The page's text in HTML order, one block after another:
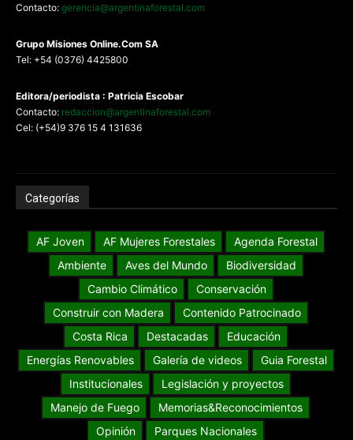
Contacto: gerencia@argentinaforestal.com
Grupo Misiones Online.Com SA
Tel: +54 (0376) 4425800
Editora/periodista : Patricia Escobar
Contacto: redaccion@argentinaforestal.com
Cel: (+54)9 376 15 4 131636
Categorías
AF Joven AF Mujeres Forestales
Agenda Forestal
Ambiente
Aves del Mundo
Biodiversidad
Cambio Climático
Conservación
Construir con Madera
Contenido Patrocinado
Costa Rica
Destacadas
Educación
Energías Renovables
Galería de videos
Guia Forestal
Institucionales
Legislación y proyectos
Manejo de Fuego
Memorias&Reconocimientos
Opinión
Parques Nacionales